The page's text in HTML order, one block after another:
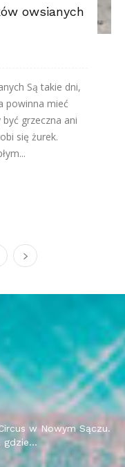
owsianych
Są takie dni,
powinna mieć
grzeczna ani
się żurek.
w Nowym Sączu.
gdzie...